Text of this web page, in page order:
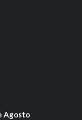
Agosto